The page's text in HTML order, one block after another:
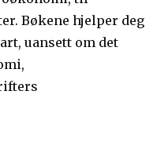
Bøkene hjelper deg
uansett om det